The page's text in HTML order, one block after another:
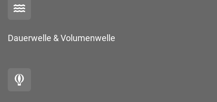
Dauerwelle & Volumenwelle